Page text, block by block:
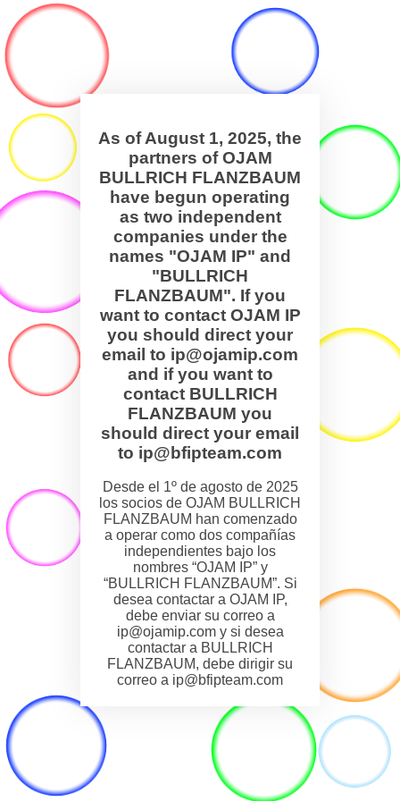
As of August 1, 2025, the
partners of OJAM
BULLRICH FLANZBAUM
have begun operating
as two independent
companies under the
names "OJAM IP" and
"BULLRICH
FLANZBAUM". If you
want to contact OJAM IP
you should direct your
email to ip@ojamip.com
and if you want to
contact BULLRICH
FLANZBAUM you
should direct your email
to ip@bfipteam.com
Desde el 1º de agosto de 2025
los socios de OJAM BULLRICH
FLANZBAUM han comenzado
a operar como dos compañías
independientes bajo los
nombres “OJAM IP” y
“BULLRICH FLANZBAUM”. Si
desea contactar a OJAM IP,
debe enviar su correo a
ip@ojamip.com y si desea
contactar a BULLRICH
FLANZBAUM, debe dirigir su
correo a ip@bfipteam.com